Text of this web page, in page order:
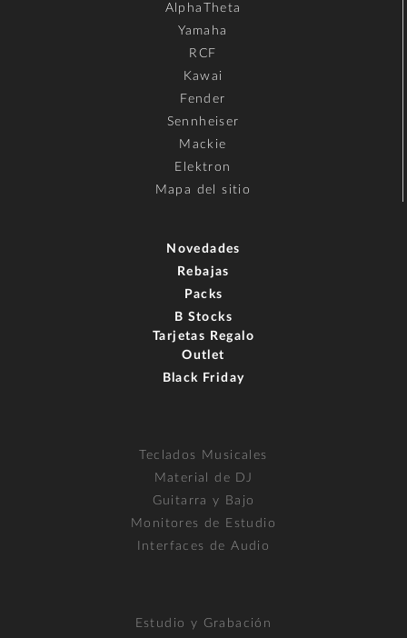
AlphaTheta
Yamaha
RCF
Kawai
Fender
Sennheiser
Mackie
Elektron
Mapa del sitio
Novedades
Rebajas
Packs
B Stocks
Tarjetas Regalo
Outlet
Black Friday
Teclados Musicales
Material de DJ
Guitarra y Bajo
Monitores de Estudio
Interfaces de Audio
Estudio y Grabación